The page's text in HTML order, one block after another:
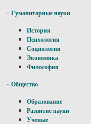
- Гуманитарные науки
История
Психология
Социология
Экономика
Философия
- Общество
Образование
Развитие науки
Ученые